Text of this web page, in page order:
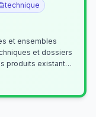
technique
et ensembles
et dossiers
produits existants